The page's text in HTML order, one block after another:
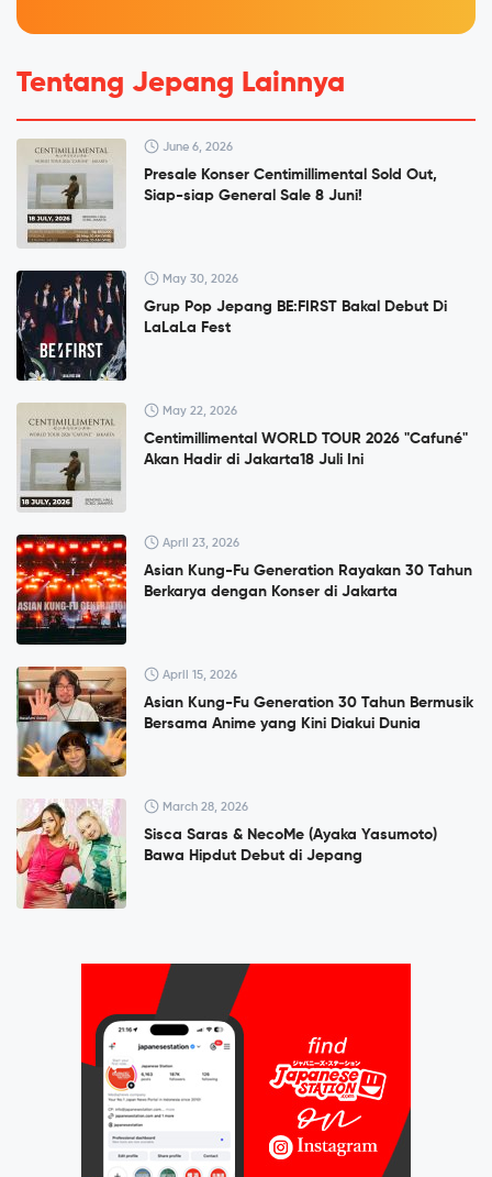
Tentang Jepang Lainnya
June 6, 2026
Presale Konser Centimillimental Sold Out,
Siap-siap General Sale 8 Juni!
May 30, 2026
Grup Pop Jepang BE:FIRST Bakal Debut Di
LaLaLa Fest
May 22, 2026
Centimillimental WORLD TOUR 2026 "Cafuné"
Akan Hadir di Jakarta18 Juli Ini
April 23, 2026
Asian Kung-Fu Generation Rayakan 30 Tahun
Berkarya dengan Konser di Jakarta
April 15, 2026
Asian Kung-Fu Generation 30 Tahun Bermusik
Bersama Anime yang Kini Diakui Dunia
March 28, 2026
Sisca Saras & NecoMe (Ayaka Yasumoto)
Bawa Hipdut Debut di Jepang